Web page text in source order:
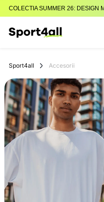
COLECTIA SUMMER 26: DESIGN
Sport
Sport4all Accesorii